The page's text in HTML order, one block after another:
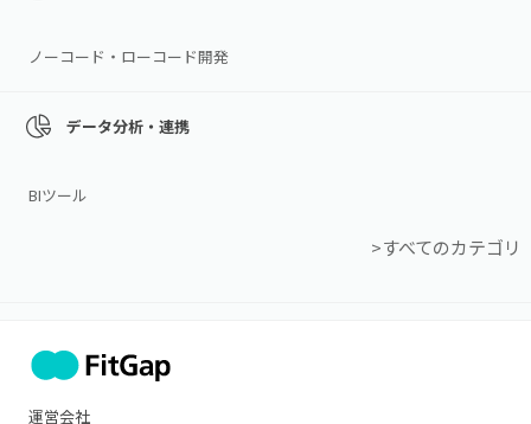
ノーコード・ローコード開発
データ分析・連携
BIツール
>すべてのカテゴリ
運営会社